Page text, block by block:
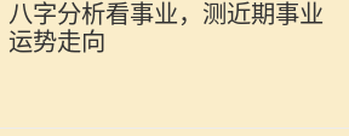
八字分析看事业，测近期事业
运势走向